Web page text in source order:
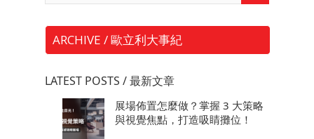
ARCHIVE / 歐立利大事紀
LATEST POSTS / 最新文章
展場佈置怎麼做？掌握 3 大策略
與視覺焦點，打造吸睛攤位！